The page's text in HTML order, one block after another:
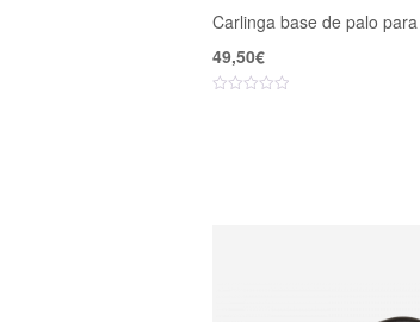
Carlinga base de palo
49,50€